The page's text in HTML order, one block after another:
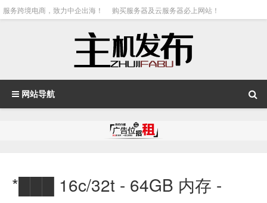
服务跨境电商，致力中企出海！ 购买服务器及云服务器必上网站！
网站导航
*███ 16c/32t - 64GB 内存 -